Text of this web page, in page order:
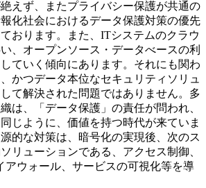
えず、またプライバシー保護が共通の
化社会におけるデータ保護対策の優先
おります。また、ITシステムのクラウ
、オープンソース・データべースの利
ていく傾向にあります。それにも関わ
かつデータ本位なセキュリティソリュ
て解決された問題ではありません。多
は、「データ保護」の責任が問われ、
じように、価値を持つ時代が来ていま
的な対策は、暗号化の実現後、次のス
リューションである、アクセス制御、
アウォール、サービスの可視化等を導